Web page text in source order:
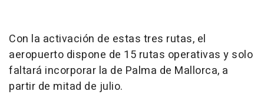
Con la activación de estas tres rutas, el
aeropuerto dispone de 15 rutas operativas y solo
faltará incorporar la de Palma de Mallorca, a
partir de mitad de julio.